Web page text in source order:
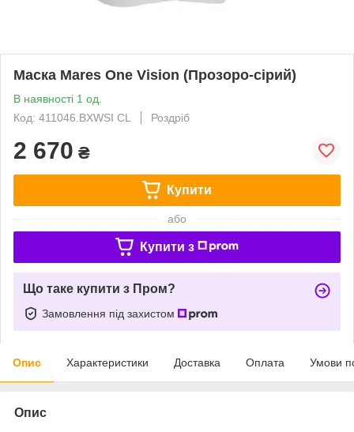
Маска Mares One Vision (Прозоро-сірий)
В наявності 1 од.
Код: 411046.BXWSI CL
Роздріб
2 670 ₴
Купити
або
Купити з
Що таке купити з Пром?
Замовлення під захистом
Опис Характеристики Доставка Оплата Умови
Опис